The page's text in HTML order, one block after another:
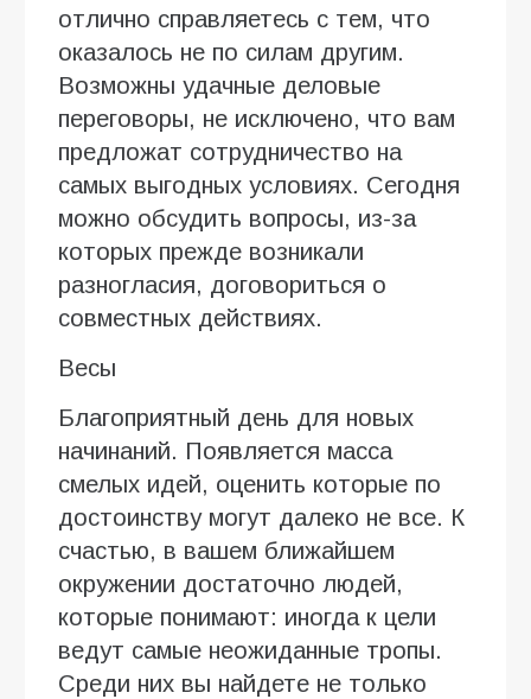
отлично справляетесь с тем, что
оказалось не по силам другим.
Возможны удачные деловые
переговоры, не исключено, что вам
предложат сотрудничество на
самых выгодных условиях. Сегодня
можно обсудить вопросы, из-за
которых прежде возникали
разногласия, договориться о
совместных действиях.
Весы
Благоприятный день для новых
начинаний. Появляется масса
смелых идей, оценить которые по
достоинству могут далеко не все. К
счастью, в вашем ближайшем
окружении достаточно людей,
которые понимают: иногда к цели
ведут самые неожиданные тропы.
Среди них вы найдете не только